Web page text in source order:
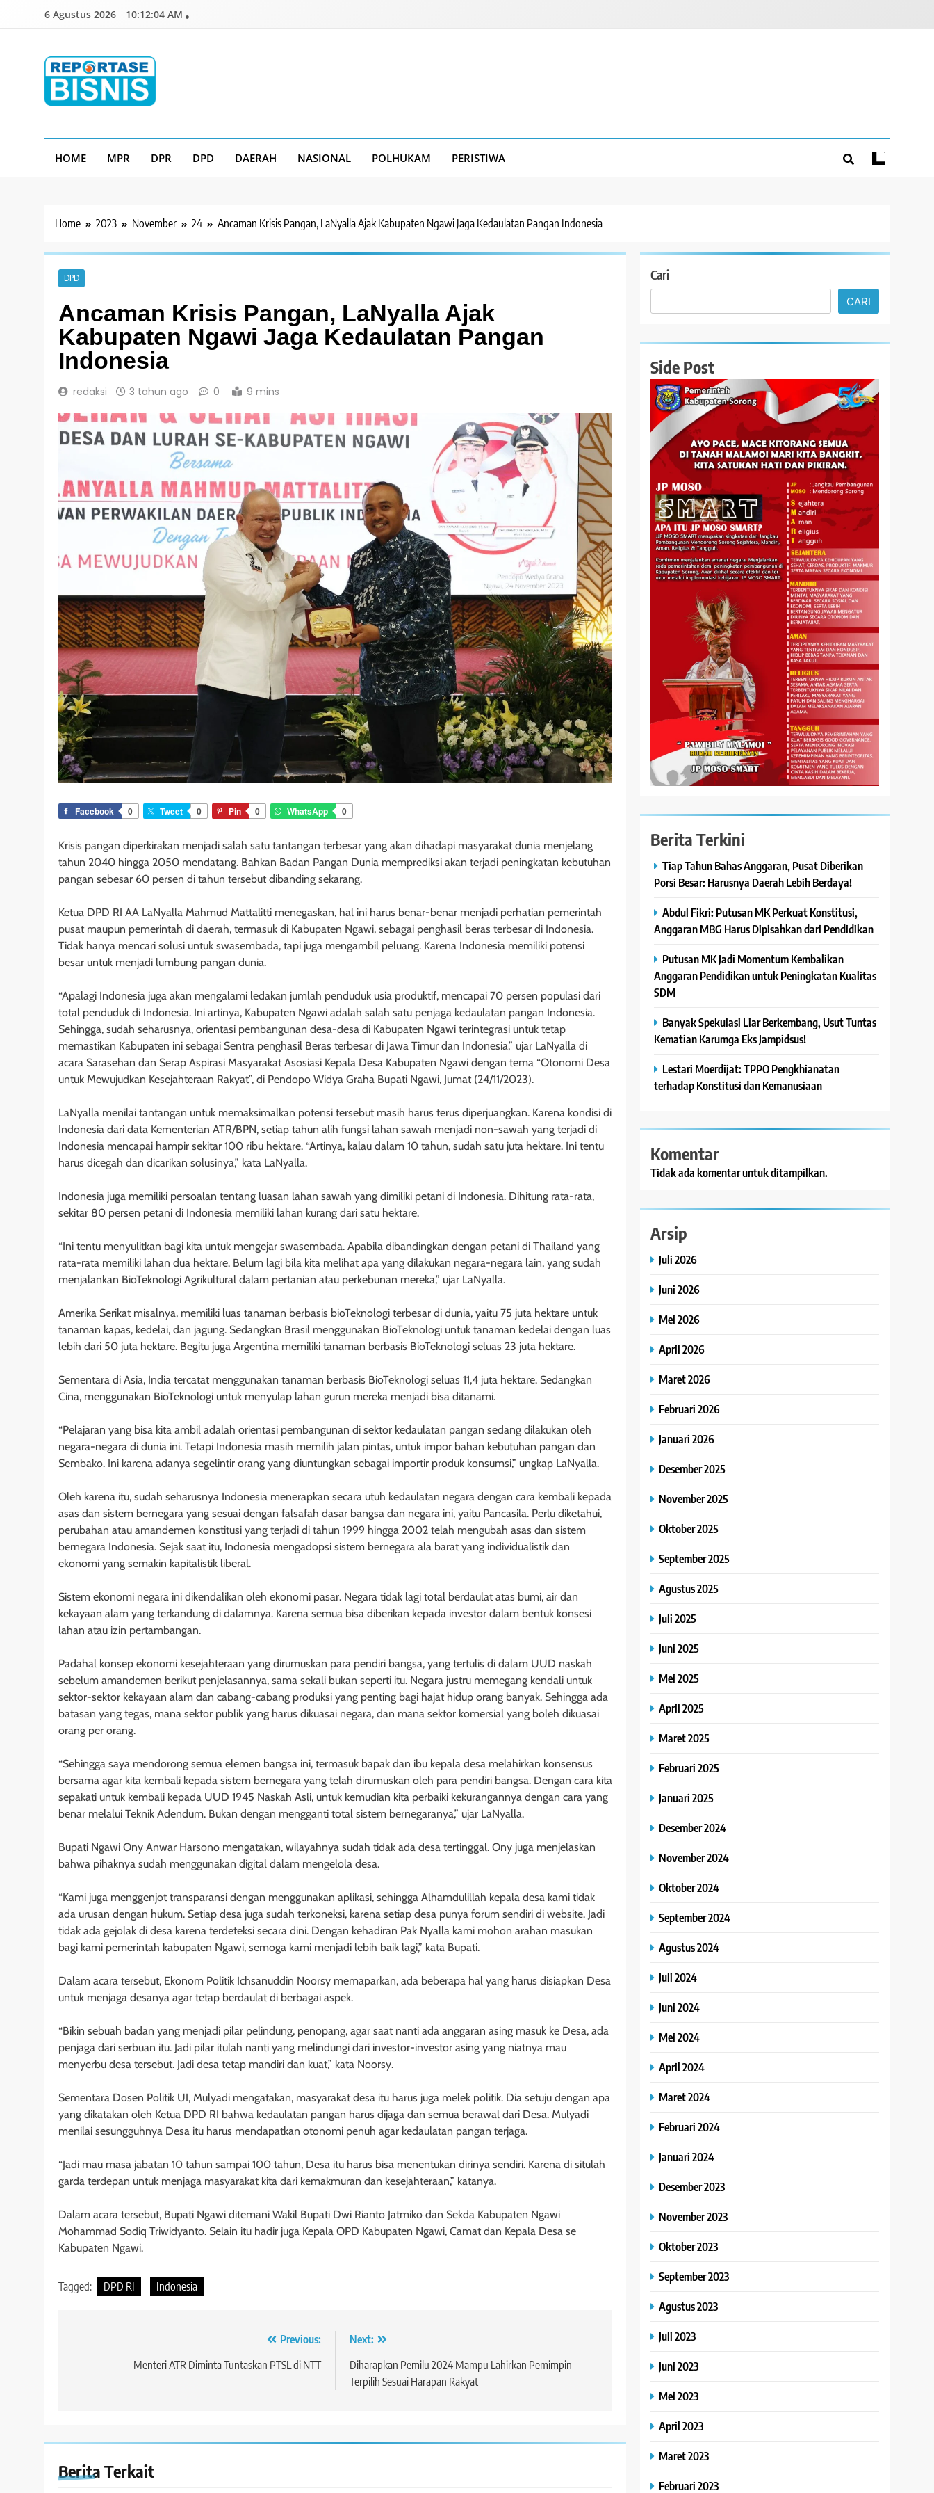
6 Agustus 2026 10:12:05 AM
HOME MPR DPR DPD DAERAH NASIONAL POLHUKAM PERISTIWA
Home 2023 November 24 Ancaman Krisis Pangan, LaNyalla Ajak Kabupaten Ngawi Jaga Kedaulatan Pangan Indonesia
DPD
Ancaman Krisis Pangan, LaNyalla Ajak
Kabupaten Ngawi Jaga Kedaulatan Pangan
Indonesia
redaksi 3 tahun ago 0 9 mins
Facebook 0 Tweet 0 Pin 0 WhatsApp 0
Krisis pangan diperkirakan menjadi salah satu tantangan terbesar yang akan dihadapi masyarakat dunia menjelang
tahun 2040 hingga 2050 mendatang. Bahkan Badan Pangan Dunia memprediksi akan terjadi peningkatan kebutuhan
pangan sebesar 60 persen di tahun tersebut dibanding sekarang.
Ketua DPD RI AA LaNyalla Mahmud Mattalitti menegaskan, hal ini harus benar-benar menjadi perhatian pemerintah
pusat maupun pemerintah di daerah, termasuk di Kabupaten Ngawi, sebagai penghasil beras terbesar di Indonesia.
Tidak hanya mencari solusi untuk swasembada, tapi juga mengambil peluang. Karena Indonesia memiliki potensi
besar untuk menjadi lumbung pangan dunia.
“Apalagi Indonesia juga akan mengalami ledakan jumlah penduduk usia produktif, mencapai 70 persen populasi dari
total penduduk di Indonesia. Ini artinya, Kabupaten Ngawi adalah salah satu penjaga kedaulatan pangan Indonesia.
Sehingga, sudah seharusnya, orientasi pembangunan desa-desa di Kabupaten Ngawi terintegrasi untuk tetap
memastikan Kabupaten ini sebagai Sentra penghasil Beras terbesar di Jawa Timur dan Indonesia,” ujar LaNyalla di
acara Sarasehan dan Serap Aspirasi Masyarakat Asosiasi Kepala Desa Kabupaten Ngawi dengan tema “Otonomi Desa
untuk Mewujudkan Kesejahteraan Rakyat”, di Pendopo Widya Graha Bupati Ngawi, Jumat (24/11/2023).
LaNyalla menilai tantangan untuk memaksimalkan potensi tersebut masih harus terus diperjuangkan. Karena kondisi di
Indonesia dari data Kementerian ATR/BPN, setiap tahun alih fungsi lahan sawah menjadi non-sawah yang terjadi di
Indonesia mencapai hampir sekitar 100 ribu hektare. “Artinya, kalau dalam 10 tahun, sudah satu juta hektare. Ini tentu
harus dicegah dan dicarikan solusinya,” kata LaNyalla.
Indonesia juga memiliki persoalan tentang luasan lahan sawah yang dimiliki petani di Indonesia. Dihitung rata-rata,
sekitar 80 persen petani di Indonesia memiliki lahan kurang dari satu hektare.
“Ini tentu menyulitkan bagi kita untuk mengejar swasembada. Apabila dibandingkan dengan petani di Thailand yang
rata-rata memiliki lahan dua hektare. Belum lagi bila kita melihat apa yang dilakukan negara-negara lain, yang sudah
menjalankan BioTeknologi Agrikultural dalam pertanian atau perkebunan mereka,” ujar LaNyalla.
Amerika Serikat misalnya, memiliki luas tanaman berbasis bioTeknologi terbesar di dunia, yaitu 75 juta hektare untuk
tanaman kapas, kedelai, dan jagung. Sedangkan Brasil menggunakan BioTeknologi untuk tanaman kedelai dengan luas
lebih dari 50 juta hektare. Begitu juga Argentina memiliki tanaman berbasis BioTeknologi seluas 23 juta hektare.
Sementara di Asia, India tercatat menggunakan tanaman berbasis BioTeknologi seluas 11,4 juta hektare. Sedangkan
Cina, menggunakan BioTeknologi untuk menyulap lahan gurun mereka menjadi bisa ditanami.
“Pelajaran yang bisa kita ambil adalah orientasi pembangunan di sektor kedaulatan pangan sedang dilakukan oleh
negara-negara di dunia ini. Tetapi Indonesia masih memilih jalan pintas, untuk impor bahan kebutuhan pangan dan
Sembako. Ini karena adanya segelintir orang yang diuntungkan sebagai importir produk konsumsi,” ungkap LaNyalla.
Oleh karena itu, sudah seharusnya Indonesia menerapkan secara utuh kedaulatan negara dengan cara kembali kepada
asas dan sistem bernegara yang sesuai dengan falsafah dasar bangsa dan negara ini, yaitu Pancasila. Perlu diketahui,
perubahan atau amandemen konstitusi yang terjadi di tahun 1999 hingga 2002 telah mengubah asas dan sistem
bernegara Indonesia. Sejak saat itu, Indonesia mengadopsi sistem bernegara ala barat yang individualistik dan
ekonomi yang semakin kapitalistik liberal.
Sistem ekonomi negara ini dikendalikan oleh ekonomi pasar. Negara tidak lagi total berdaulat atas bumi, air dan
kekayaan alam yang terkandung di dalamnya. Karena semua bisa diberikan kepada investor dalam bentuk konsesi
lahan atau izin pertambangan.
Padahal konsep ekonomi kesejahteraan yang dirumuskan para pendiri bangsa, yang tertulis di dalam UUD naskah
sebelum amandemen berikut penjelasannya, sama sekali bukan seperti itu. Negara justru memegang kendali untuk
sektor-sektor kekayaan alam dan cabang-cabang produksi yang penting bagi hajat hidup orang banyak. Sehingga ada
batasan yang tegas, mana sektor publik yang harus dikuasai negara, dan mana sektor komersial yang boleh dikuasai
orang per orang.
“Sehingga saya mendorong semua elemen bangsa ini, termasuk bapak dan ibu kepala desa melahirkan konsensus
bersama agar kita kembali kepada sistem bernegara yang telah dirumuskan oleh para pendiri bangsa. Dengan cara kita
sepakati untuk kembali kepada UUD 1945 Naskah Asli, untuk kemudian kita perbaiki kekurangannya dengan cara yang
benar melalui Teknik Adendum. Bukan dengan mengganti total sistem bernegaranya,” ujar LaNyalla.
Bupati Ngawi Ony Anwar Harsono mengatakan, wilayahnya sudah tidak ada desa tertinggal. Ony juga menjelaskan
bahwa pihaknya sudah menggunakan digital dalam mengelola desa.
“Kami juga menggenjot transparansi dengan menggunakan aplikasi, sehingga Alhamdulillah kepala desa kami tidak
ada urusan dengan hukum. Setiap desa juga sudah terkoneksi, karena setiap desa punya forum sendiri di website. Jadi
tidak ada gejolak di desa karena terdeteksi secara dini. Dengan kehadiran Pak Nyalla kami mohon arahan masukan
bagi kami pemerintah kabupaten Ngawi, semoga kami menjadi lebih baik lagi,” kata Bupati.
Dalam acara tersebut, Ekonom Politik Ichsanuddin Noorsy memaparkan, ada beberapa hal yang harus disiapkan Desa
untuk menjaga desanya agar tetap berdaulat di berbagai aspek.
“Bikin sebuah badan yang menjadi pilar pelindung, penopang, agar saat nanti ada anggaran asing masuk ke Desa, ada
penjaga dari serbuan itu. Jadi pilar itulah nanti yang melindungi dari investor-investor asing yang niatnya mau
menyerbu desa tersebut. Jadi desa tetap mandiri dan kuat,” kata Noorsy.
Sementara Dosen Politik UI, Mulyadi mengatakan, masyarakat desa itu harus juga melek politik. Dia setuju dengan apa
yang dikatakan oleh Ketua DPD RI bahwa kedaulatan pangan harus dijaga dan semua berawal dari Desa. Mulyadi
menilai sesungguhnya Desa itu harus mendapatkan otonomi penuh agar kedaulatan pangan terjaga.
“Jadi mau masa jabatan 10 tahun sampai 100 tahun, Desa itu harus bisa menentukan dirinya sendiri. Karena di situlah
garda terdepan untuk menjaga masyarakat kita dari kemakmuran dan kesejahteraan,” katanya.
Dalam acara tersebut, Bupati Ngawi ditemani Wakil Bupati Dwi Rianto Jatmiko dan Sekda Kabupaten Ngawi
Mohammad Sodiq Triwidyanto. Selain itu hadir juga Kepala OPD Kabupaten Ngawi, Camat dan Kepala Desa se
Kabupaten Ngawi.
Tagged: DPD RI Indonesia
Previous:
Menteri ATR Diminta Tuntaskan PTSL di NTT
Next:
Diharapkan Pemilu 2024 Mampu Lahirkan Pemimpin
Terpilih Sesuai Harapan Rakyat
Berita Terkait
Cari
CARI
Side Post
Berita Terkini
Tiap Tahun Bahas Anggaran, Pusat Diberikan
Porsi Besar: Harusnya Daerah Lebih Berdaya!
Abdul Fikri: Putusan MK Perkuat Konstitusi,
Anggaran MBG Harus Dipisahkan dari Pendidikan
Putusan MK Jadi Momentum Kembalikan
Anggaran Pendidikan untuk Peningkatan Kualitas
SDM
Banyak Spekulasi Liar Berkembang, Usut Tuntas
Kematian Karumga Eks Jampidsus!
Lestari Moerdijat: TPPO Pengkhianatan
terhadap Konstitusi dan Kemanusiaan
Komentar
Tidak ada komentar untuk ditampilkan.
Arsip
Juli 2026
Juni 2026
Mei 2026
April 2026
Maret 2026
Februari 2026
Januari 2026
Desember 2025
November 2025
Oktober 2025
September 2025
Agustus 2025
Juli 2025
Juni 2025
Mei 2025
April 2025
Maret 2025
Februari 2025
Januari 2025
Desember 2024
November 2024
Oktober 2024
September 2024
Agustus 2024
Juli 2024
Juni 2024
Mei 2024
April 2024
Maret 2024
Februari 2024
Januari 2024
Desember 2023
November 2023
Oktober 2023
September 2023
Agustus 2023
Juli 2023
Juni 2023
Mei 2023
April 2023
Maret 2023
Februari 2023